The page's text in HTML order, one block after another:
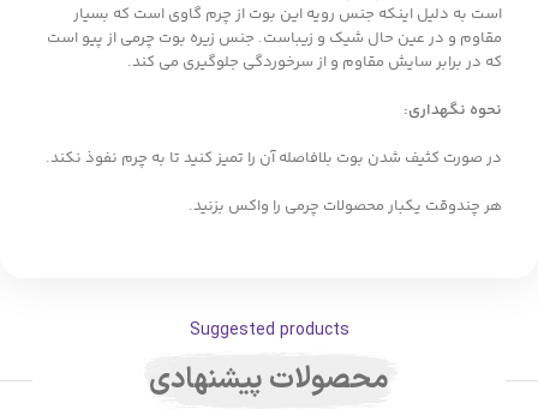
است به دلیل اینکه جنس رویه این بوت از چرم گاوی است که بسیار
مقاوم و در عین حال شیک و زیباست. جنس زیره بوت چرمی از پیو است
که در برابر سایش مقاوم و از سرخوردگی جلوگیری می کند.
نحوه نگهداری:
در صورت کثیف شدن بوت بلافاصله آن را تمیز کنید تا به چرم نفوذ نکند.
هر چندوقت یکبار محصولات چرمی را واکس بزنید.
Suggested products
محصولات پیشنهادی